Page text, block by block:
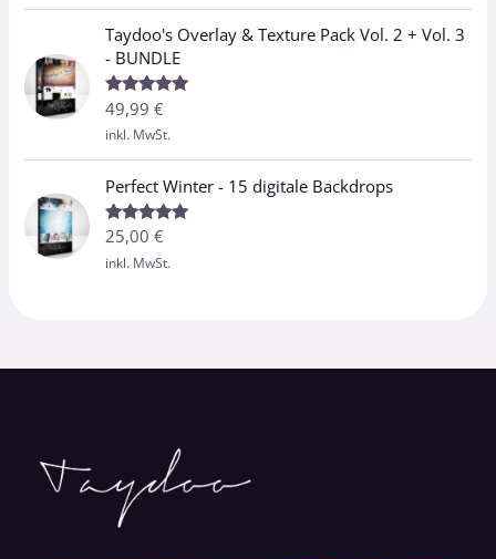
Taydoo's Overlay & Texture Pack Vol. 2 + Vol. 3
- BUNDLE
Bewertet
mit
von 5
49,99€
inkl. MwSt.
Perfect Winter - 15 digitale Backdrops
Bewertet
mit
von 5
25,00€
inkl. MwSt.